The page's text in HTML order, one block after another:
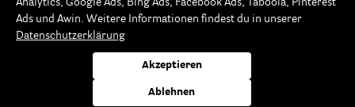
Service
Analytics, Google Ads, Bing Ads, Facebook Ads, Taboola, Pinterest
Ads und Awin. Weitere Informationen findest du in unserer
Datenschutzerklärung
Akzeptieren
Ablehnen